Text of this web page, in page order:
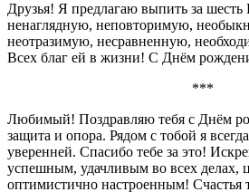
Друзья! Я предлагаю выпить за
ненаглядную, неповторимую,
неотразимую, несравненную,
Всех благ ей в жизни! С Днём
***
Любимый! Поздравляю тебя с Днём
защита и опора. Рядом с тобой я
уверенней. Спасибо тебе за это!
успешным, удачливым во всех делах,
оптимистично настроенным! Счастья